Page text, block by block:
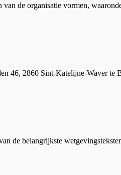
de organisatie vormen,
2860 Sint-Katelijne-Waver te
de belangrijkste